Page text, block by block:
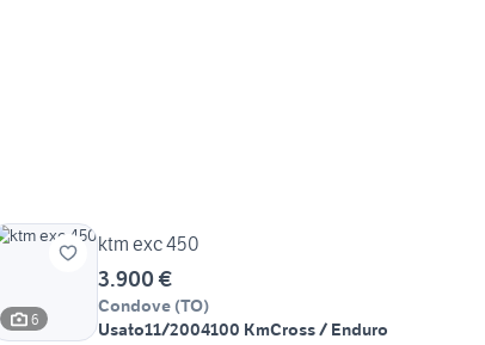
6
ktm exc 450
3.900 €
Condove (TO)
Usato11/2004100 KmCross / Enduro